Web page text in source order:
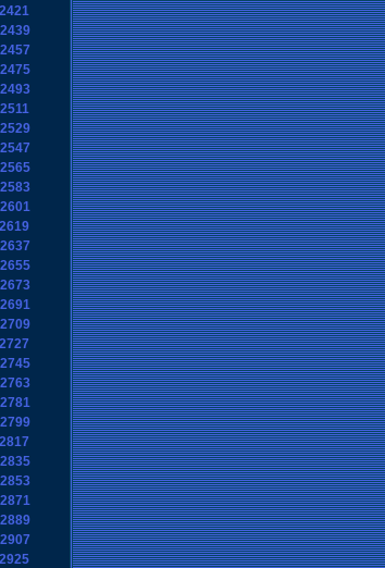
2421
2439
2457
2475
2493
2511
2529
2547
2565
2583
2601
2619
2637
2655
2673
2691
2709
2727
2745
2763
2781
2799
2817
2835
2853
2871
2889
2907
2925